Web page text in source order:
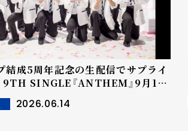
成5周年記念の生配信でサプライ
9TH SINGLE『ANTHEM』9月16
決定！さらに、初の東阪ドームツア
ジュアル解禁
2026.06.14